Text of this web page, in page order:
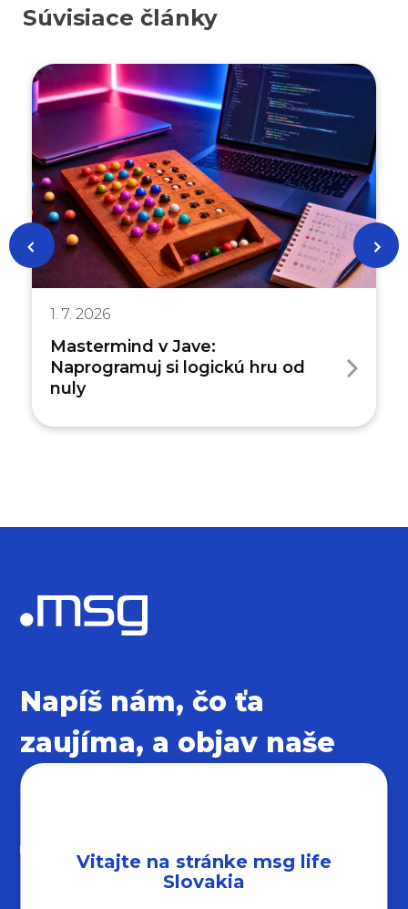
Súvisiace články
1. 7. 2026
Mastermind v Jave:
Naprogramuj si logickú hru od
nuly
Napíš nám, čo ťa
zaujíma, a objav naše
sociálne siete
Vitajte na stránke msg life
Slovakia